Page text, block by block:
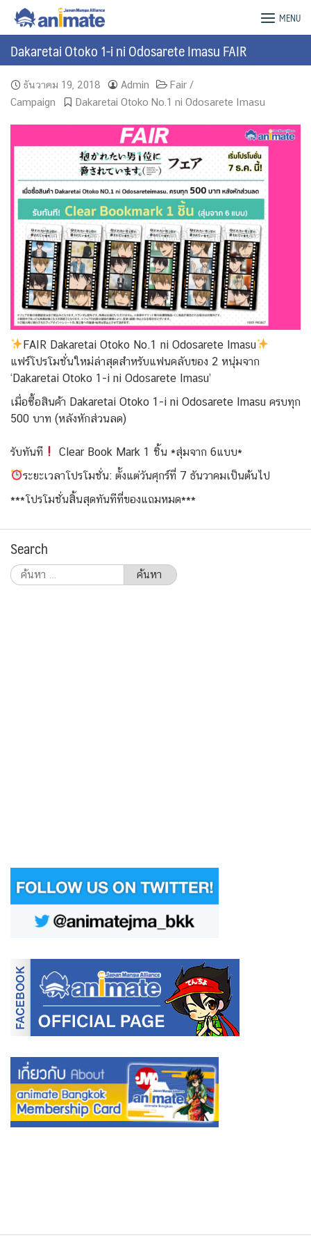
Skip
content
animate Bangkok – Official Website MENU
Dakaretai Otoko 1-i ni Odosarete Imasu FAIR
ธันวาคม 19, 2018 Admin
Fair /
Campaign
Dakaretai Otoko No.1 ni Odosarete Imasu
FAIR Dakaretai Otoko No.1 ni Odosarete Imasu
แฟร์โปรโมชั่นใหม่ล่าสุดสำหรับแฟนคลับของ 2 หนุ่มจาก
‘Dakaretai Otoko 1-i ni Odosarete Imasu’
เมื่อซื้อสินค้า Dakaretai Otoko 1-i ni Odosarete Imasu ครบทุก
500 บาท (หลังหักส่วนลด)
รับทันที
Clear Book Mark 1 ชิ้น *สุ่มจาก 6แบบ*
ระยะเวลาโปรโมชั่น: ตั้งแต่วันศุกร์ที่ 7 ธันวาคมเป็นต้นไป
***โปรโมชั่นสิ้นสุดทันทีที่ของแถมหมด***
Search
ค้นหา